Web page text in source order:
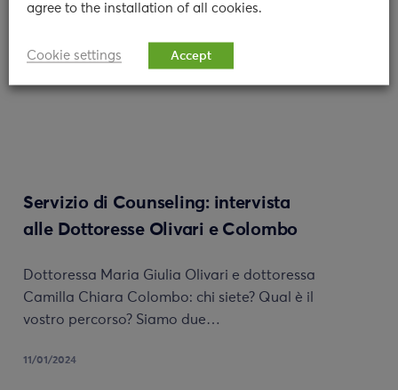
Servizio di Counseling: intervista
alle Dottoresse Olivari e Colombo
Dottoressa Maria Giulia Olivari e dottoressa
Camilla Chiara Colombo: chi siete? Qual è il
vostro percorso? Siamo due…
11/01/2024
agree to the installation of all cookies.
Cookie settings Accept